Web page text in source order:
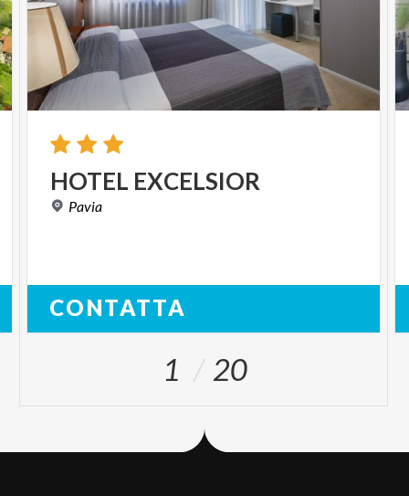
HOTEL EXCELSIOR
Pavia
CONTATTA
1 20